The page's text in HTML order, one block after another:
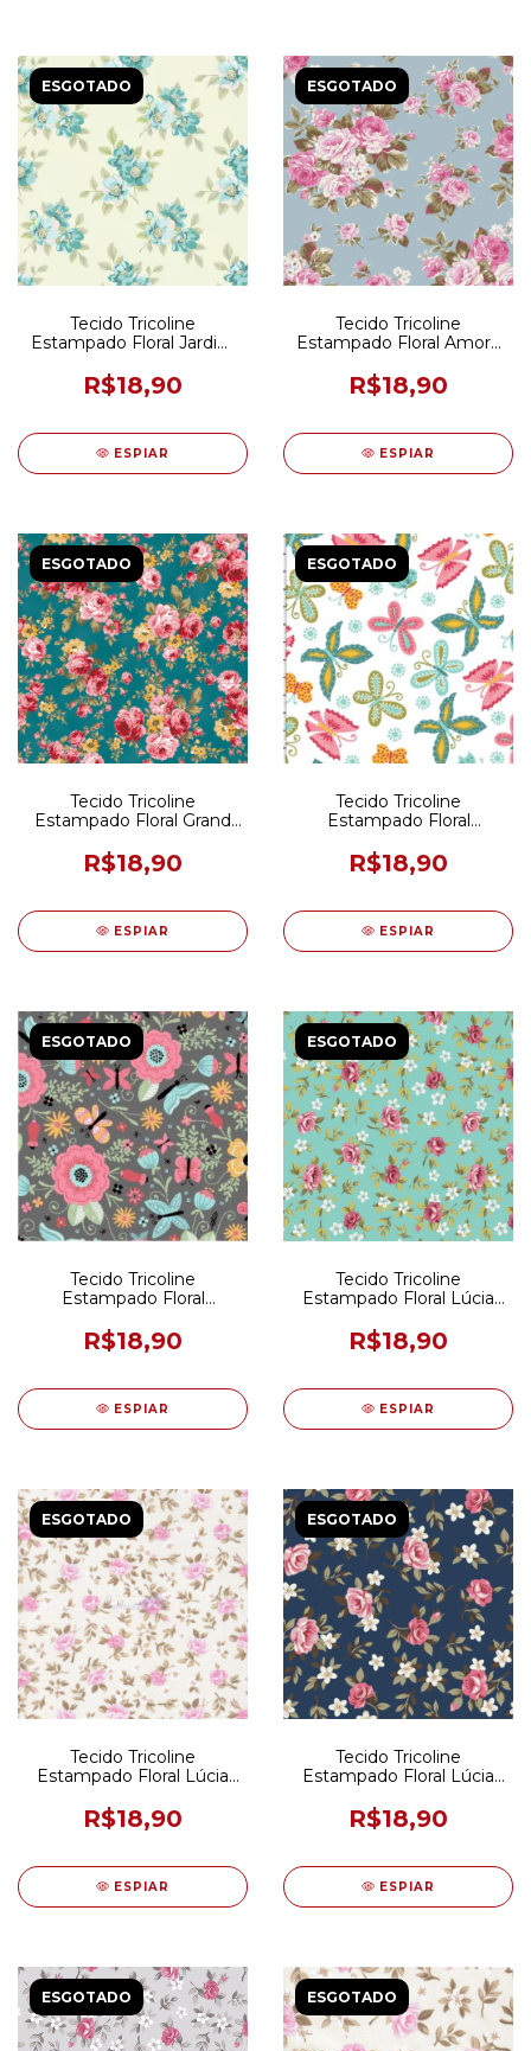
ESGOTADO
Tecido Tricoline
Estampado Floral Jardim
150CM
R$18,90
ESPIAR
ESGOTADO
Tecido Tricoline
Estampado Floral Amore
150CM
R$18,90
ESPIAR
ESGOTADO
Tecido Tricoline
Estampado Floral Grand
R$18,90
ESPIAR
ESGOTADO
Tecido Tricoline
Estampado Floral
150CM
R$18,90
ESPIAR
ESGOTADO
Tecido Tricoline
Estampado Floral
X 150CM
R$18,90
ESPIAR
ESGOTADO
Tecido Tricoline
Estampado Floral Lúcia
R$18,90
ESPIAR
ESGOTADO
Tecido Tricoline
Estampado Floral Lúcia
150CM
R$18,90
ESPIAR
ESGOTADO
Tecido Tricoline
Estampado Floral Lúcia
150CM
R$18,90
ESPIAR
ESGOTADO ESGOTADO